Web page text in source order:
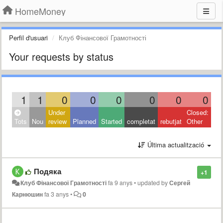
HomeMoney
Perfil d'usuari Клуб Фінансової Грамотності
Your requests by status
1 1 0 0 0 0 0 0
Tots Nou
Under
review
Planned Started completat rebutjat
Closed:
Other
Última actualització
+1
Подяка
Клуб Фінансової Грамотностіfa 9 anys•updated byСергей
Карнюшинfa 3 anys• 0